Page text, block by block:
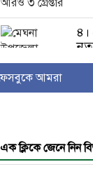
৪।
আমরা
এক ক্লিকে জেনে নিন